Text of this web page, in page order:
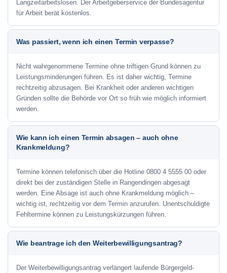
Langzeitarbeitslosen. Der Arbeitgeberservice der Bundesagentur
für Arbeit berät kostenlos.
Was passiert, wenn ich einen Termin verpasse?
Nicht wahrgenommene Termine ohne triftigen Grund können zu
Leistungsminderungen führen. Es ist daher wichtig, Termine
rechtzeitig abzusagen. Bei Krankheit oder anderen wichtigen
Gründen sollte die Behörde vor Ort so früh wie möglich informiert
werden.
Wie kann ich einen Termin absagen – auch ohne
Krankmeldung?
Termine können telefonisch über die Hotline 0800 4 5555 00 oder
direkt bei der zuständigen Stelle in Rangendingen abgesagt
werden. Eine Absage ist auch ohne Krankmeldung möglich –
wichtig ist, rechtzeitig vor dem Termin anzurufen. Unentschuldigte
Fehltermine können zu Leistungskürzungen führen.
Wie beantrage ich den Weiterbewilligungsantrag?
Der Weiterbewilligungsantrag verlängert laufende Bürgergeld-